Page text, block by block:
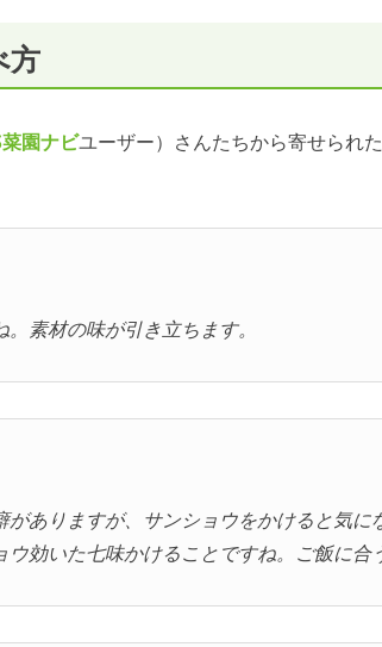
方
菜園ナビユーザー）さんたちから寄せられ
素材の味が引き立ちます。
ありますが、サンショウをかけると気に
効いた七味かけることですね。ご飯に合